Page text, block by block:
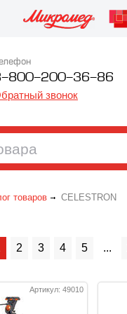
800-200-36-86
звонок
товаров CELESTRON
2 3 4 5 ...
Артикул: 49010